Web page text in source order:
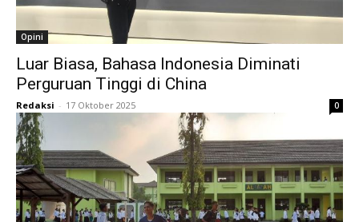
Opini
Luar Biasa, Bahasa Indonesia Diminati
Perguruan Tinggi di China
Redaksi - 17 Oktober 2025 0